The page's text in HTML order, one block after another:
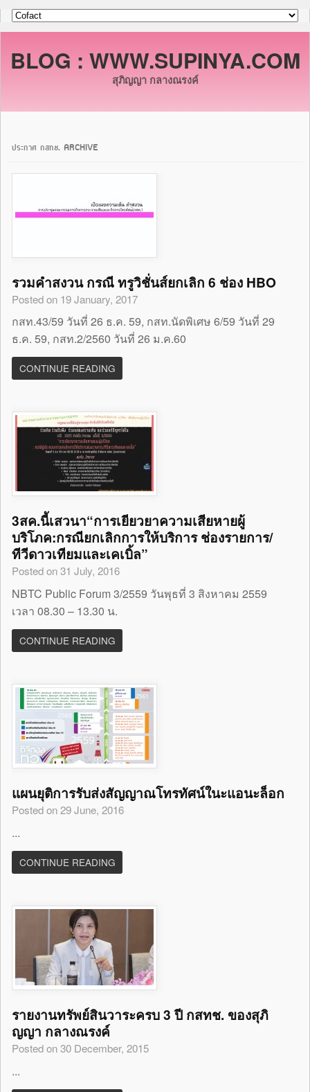
BLOG : WWW.SUPINYA.COM
สุภิญญา กลางณรงค์
ประกาศ กสทช. ARCHIVE
รวมคำสงวน กรณี ทรูวิชั่นส์ยกเลิก 6 ช่อง HBO
Posted on 19 January, 2017
กสท.43/59 วันที่ 26 ธ.ค. 59, กสท.นัดพิเศษ 6/59 วันที่ 29
ธ.ค. 59, กสท.2/2560 วันที่ 26 ม.ค.60
CONTINUE READING
3สค.นี้เสวนา“การเยียวยาความเสียหายผู้
บริโภค:กรณียกเลิกการให้บริการ ช่องรายการ/
ทีวีดาวเทียมและเคเบิ้ล”
Posted on 31 July, 2016
NBTC Public Forum 3/2559 วันพุธที่ 3 สิงหาคม 2559
เวลา 08.30 – 13.30 น.
CONTINUE READING
แผนยุติการรับส่งสัญญาณโทรทัศน์ในะแอนะล็อก
Posted on 29 June, 2016
...
CONTINUE READING
รายงานทรัพย์สินวาระครบ 3 ปี กสทช. ของสุภิ
ญญา กลางณรงค์
Posted on 30 December, 2015
...